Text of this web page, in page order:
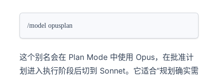
/model opusplan
这个别名会在 Plan Mode 中使用 Opus，在批准计
划进入执行阶段后切到 Sonnet。它适合“规划确实需